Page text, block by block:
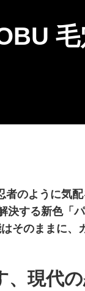
毛
者のように気
決する新色「
そのままに、
、現代